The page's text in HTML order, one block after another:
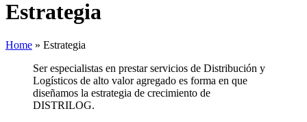
Estrategia
Home » Estrategia
Ser especialistas en prestar servicios de Distribución y
Logísticos de alto valor agregado es forma en que
diseñamos la estrategia de crecimiento de
DISTRILOG.